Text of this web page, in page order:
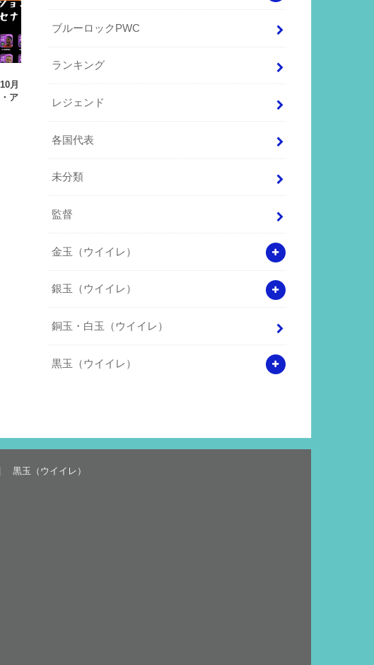
月
ア
ブルーロックPWC
ランキング
レジェンド
各国代表
未分類
監督
金玉（ウイイレ）
銀玉（ウイイレ）
銅玉・白玉（ウイイレ）
黒玉（ウイイレ）
黒玉（ウイイレ）